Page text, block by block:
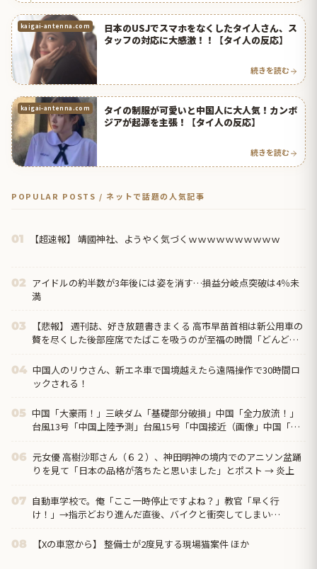
kaigai-antenna.com
日本のUSJでスマホをなくしたタイ人さん、ス
タッフの対応に大感激！！【タイ人の反応】
続きを読む
kaigai-antenna.com
タイの制服が可愛いと中国人に大人気！カンボ
ジアが起源を主張！【タイ人の反応】
続きを読む
POPULAR POSTS / ネットで話題の人気記事
01 【超速報】 靖國神社、ようやく気づくｗｗｗｗｗｗｗｗｗｗ
02 アイドルの約半数が3年後には姿を消す…損益分岐点突破は4％未
満
03
【悲報】 週刊誌、好き放題書きまくる 高市早苗首相は新公用車の
贅を尽くした後部座席でたばこを吸うのが至福の時間「どんどん
04 中国人のリウさん、新エネ車で国境越えたら遠隔操作で30時間ロ
ックされる！
05 中国「大豪雨！」三峡ダム「基礎部分破損」中国「全力放流！」
台風13号「中国上陸予測」台風15号「中国接近（画像」中国「台
06 元女優 高樹沙耶さん（６２）、神田明神の境内でのアニソン盆踊
りを見て「日本の品格が落ちたと思いました」とポスト → 炎上
07 自動車学校で。俺「ここ一時停止ですよね？」教官「早く行
け！」→指示どおり進んだ直後、バイクと衝突してしまい…
08 【Xの車窓から】 整備士が2度見する現場猫案件 ほか